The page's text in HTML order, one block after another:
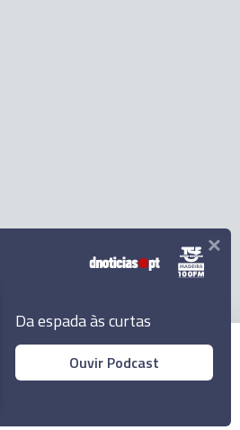
© 2024 Empresa Diário de Notícias, Lda.
Da espada às curtas
Ouvir Podcast
×